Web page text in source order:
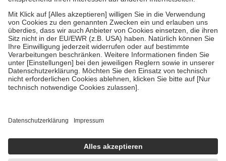
stärken und die besondere Stellung der Familie zu unterstützen,
fallenkeine Zuzahlungenan bei:
• Kindern und Jugendlichen bis zum vollendeten 18. Lebensjahr
mit Ausnahme der Fahrkosten
• Untersuchungen zur Vorsorge und Früherkennung, die von der
GKV getragen werden
• empfohlenen Schutzimpfungen
• Harn- und Blutteststreifen
getroffen, um sicherzustellen, dass es sich um echte Bewertungen
https://help.etrusted.com/hc/de/articles/4419944605341
Einige Bilder und Inhalte wurden unter Zuhilfenahme künstlicher